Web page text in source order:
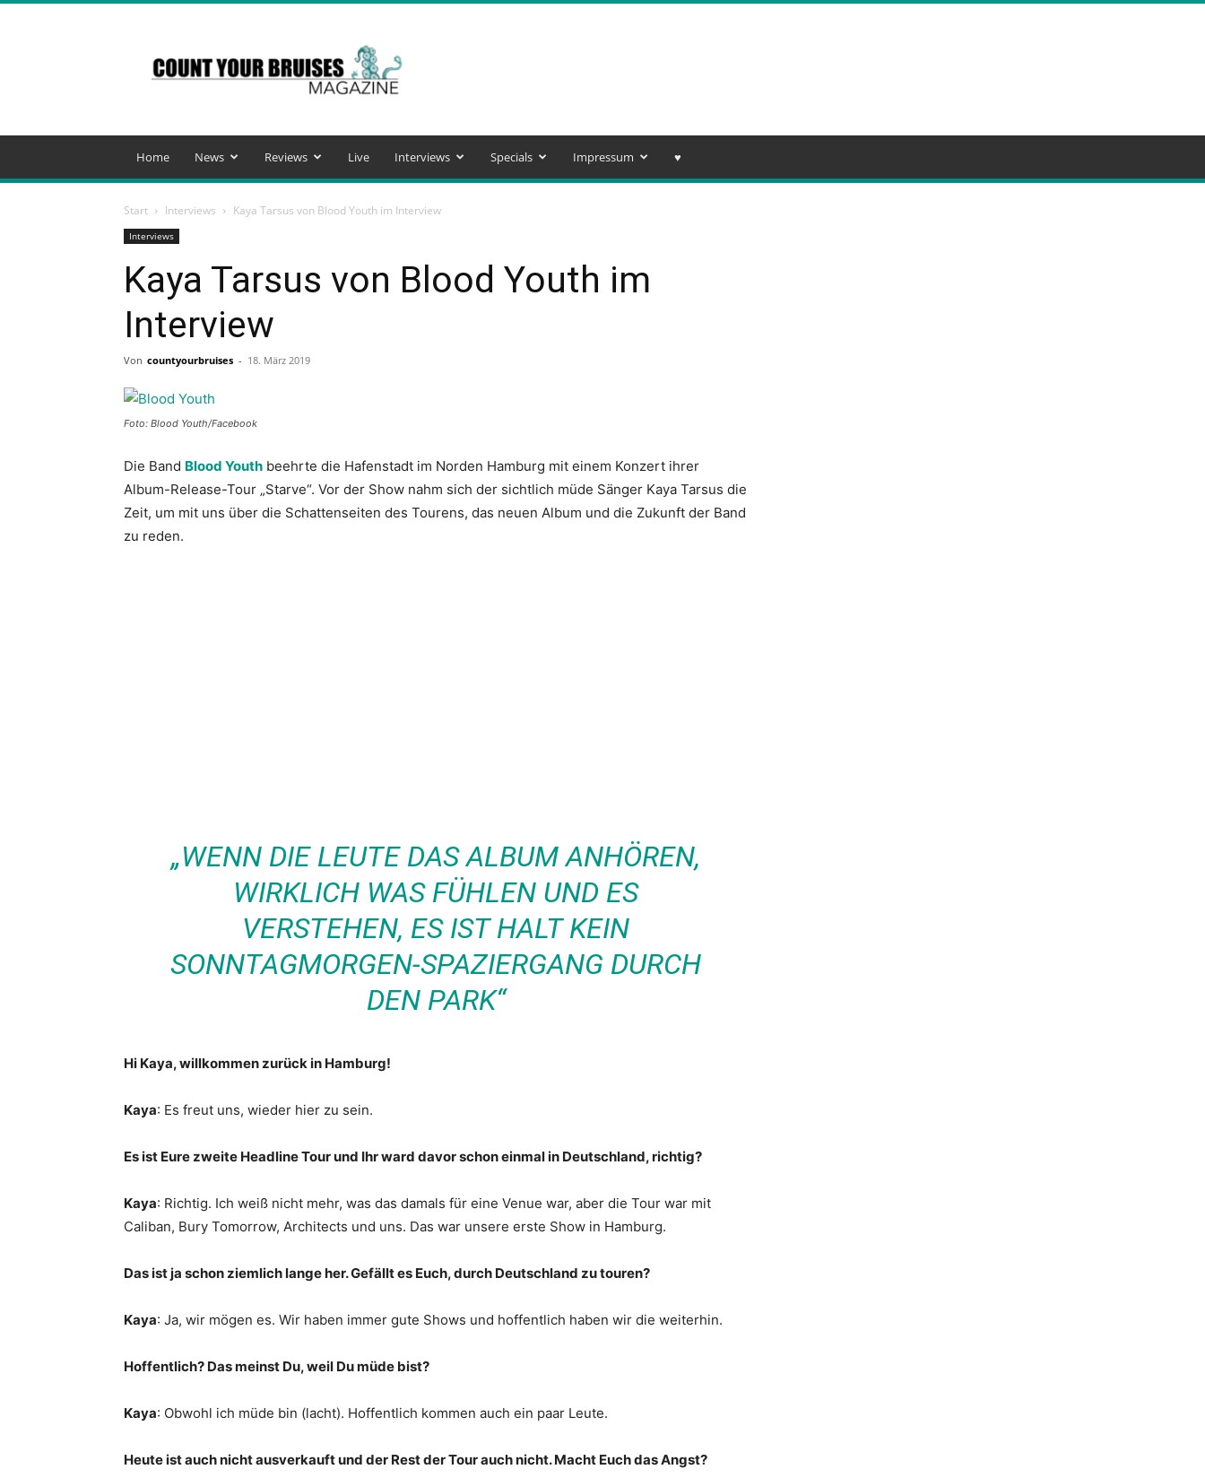
Your
Bruises
Magazine
Home News Reviews Live Interviews Specials Impressum ♥️
Start Interviews Kaya Tarsus von Blood Youth im Interview
Interviews
Kaya Tarsus von Blood Youth im
Interview
Von countyourbruises - 18. März 2019
Foto: Blood Youth/Facebook
Die Band Blood Youth beehrte die Hafenstadt im Norden Hamburg mit einem Konzert ihrer
Album-Release-Tour „Starve“. Vor der Show nahm sich der sichtlich müde Sänger Kaya Tarsus die
Zeit, um mit uns über die Schattenseiten des Tourens, das neuen Album und die Zukunft der Band
zu reden.
„WENN DIE LEUTE DAS ALBUM ANHÖREN,
WIRKLICH WAS FÜHLEN UND ES
VERSTEHEN, ES IST HALT KEIN
SONNTAGMORGEN-SPAZIERGANG DURCH
DEN PARK“
Hi Kaya, willkommen zurück in Hamburg!
Kaya: Es freut uns, wieder hier zu sein.
Es ist Eure zweite Headline Tour und Ihr ward davor schon einmal in Deutschland, richtig?
Kaya: Richtig. Ich weiß nicht mehr, was das damals für eine Venue war, aber die Tour war mit
Caliban, Bury Tomorrow, Architects und uns. Das war unsere erste Show in Hamburg.
Das ist ja schon ziemlich lange her. Gefällt es Euch, durch Deutschland zu touren?
Kaya: Ja, wir mögen es. Wir haben immer gute Shows und hoffentlich haben wir die weiterhin.
Hoffentlich? Das meinst Du, weil Du müde bist?
Kaya: Obwohl ich müde bin (lacht). Hoffentlich kommen auch ein paar Leute.
Heute ist auch nicht ausverkauft und der Rest der Tour auch nicht. Macht Euch das Angst?